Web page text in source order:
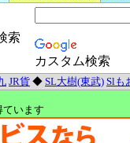
索
カスタム検索
JR貨 ◆ SL大樹(東武) Slも
います